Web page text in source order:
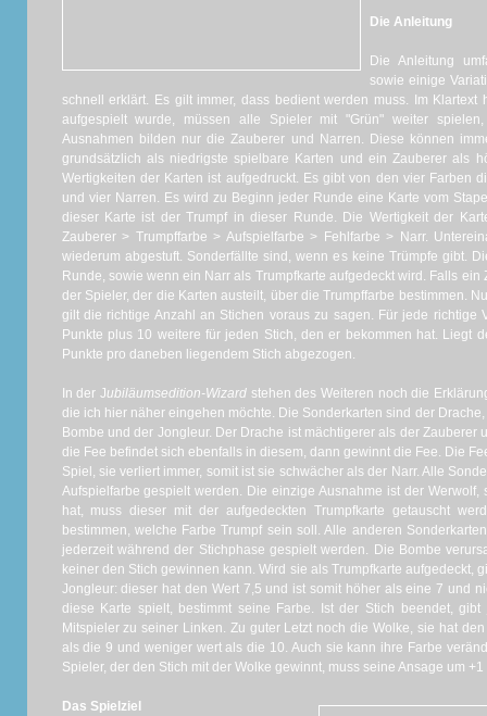
Die Anleitung
Die Anleitung
sowie einige
schnell erklärt. Es gilt immer, dass bedient werden muss. Im
aufgespielt wurde, müssen alle Spieler mit "Grün" weiter
Ausnahmen bilden nur die Zauberer und Narren. Diese können
grundsätzlich als niedrigste spielbare Karten und ein Zauberer als
Wertigkeiten der Karten ist aufgedruckt. Es gibt von den vier Farben
und vier Narren. Es wird zu Beginn jeder Runde eine Karte vom
dieser Karte ist der Trumpf in dieser Runde. Die Wertigkeit der
Zauberer > Trumpffarbe > Aufspielfarbe > Fehlfarbe > Narr.
wiederum abgestuft. Sonderfällte sind, wenn es keine Trümpfe gibt.
Runde, sowie wenn ein Narr als Trumpfkarte aufgedeckt wird. Falls ein
der Spieler, der die Karten austeilt, über die Trumpffarbe bestimmen.
gilt die richtige Anzahl an Stichen voraus zu sagen. Für jede richtige
Punkte plus 10 weitere für jeden Stich, den er bekommen hat. Liegt
Punkte pro daneben liegendem Stich abgezogen.
In der Jubiläumsedition-Wizard stehen des Weiteren noch die
die ich hier näher eingehen möchte. Die Sonderkarten sind der
Bombe und der Jongleur. Der Drache ist mächtigerer als der Zauberer
die Fee befindet sich ebenfalls in diesem, dann gewinnt die Fee. Die
Spiel, sie verliert immer, somit ist sie schwächer als der Narr. Alle
Aufspielfarbe gespielt werden. Die einzige Ausnahme ist der
hat, muss dieser mit der aufgedeckten Trumpfkarte getauscht
bestimmen, welche Farbe Trumpf sein soll. Alle anderen
jederzeit während der Stichphase gespielt werden. Die Bombe
keiner den Stich gewinnen kann. Wird sie als Trumpfkarte aufgedeckt,
Jongleur: dieser hat den Wert 7,5 und ist somit höher als eine 7 und
diese Karte spielt, bestimmt seine Farbe. Ist der Stich beendet,
Mitspieler zu seiner Linken. Zu guter Letzt noch die Wolke, sie hat
als die 9 und weniger wert als die 10. Auch sie kann ihre Farbe
Spieler, der den Stich mit der Wolke gewinnt, muss seine Ansage um
Das Spielziel